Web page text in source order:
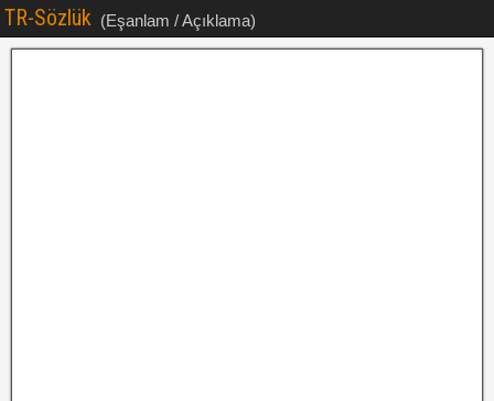
TR-Sözlük (Eşanlam / Açıklama)